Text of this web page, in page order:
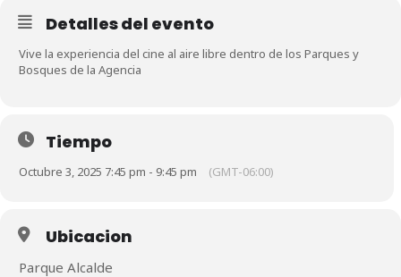
Detalles del evento
Vive la experiencia del cine al aire libre dentro de los Parques y
Bosques de la Agencia
Tiempo
Octubre 3, 2025 7:45 pm - 9:45 pm (GMT-06:00)
Ubicacion
Parque Alcalde